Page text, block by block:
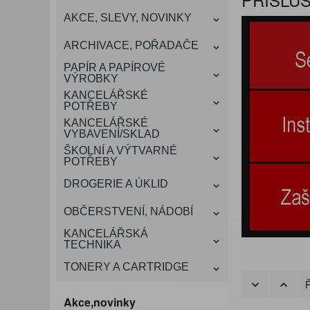
VÁNOCE
DÁRKOVÉ POTŘEBY
SMART DOPLŇKY
ROZDRUŽOVAČE
VIZITKY A JMENOVKY
OBÁLKY
TISKOPISY
KONFERENČNÍ SPISOVKY
NŮŽKY A NOŽE
TAŠKY, KUFRY, AKTOVKY
A OBALY
KANCELÁŘSKÝ
NÁBYTEK
OCHRANNÉ PRACOVNÍ
POMŮCKY
TABULE, NÁSTĚNKY
KRESLENÍ A MALOVÁNÍ
DEZINFEKCE-OCHRANA
PROSTŘEDKY NA PRANÍ
KONVICE A DŽBÁNY
SLADKÉ POTRAVINY
LAMINACE
ŠTÍTKOVAČE
AKCE, SLEVY, NOVINKY
ARCHIVACE, POŘADAČE
PAPÍR A PAPÍROVÉ
VÝROBKY
KANCELÁŘSKÉ
POTŘEBY
KANCELÁŘSKÉ
VYBAVENÍ/SKLAD
ŠKOLNÍ A VÝTVARNÉ
POTŘEBY
DROGERIE A ÚKLID
OBČERSTVENÍ, NÁDOBÍ
KANCELÁŘSKÁ
TECHNIKA
TONERY A CARTRIDGE
Akce,novinky